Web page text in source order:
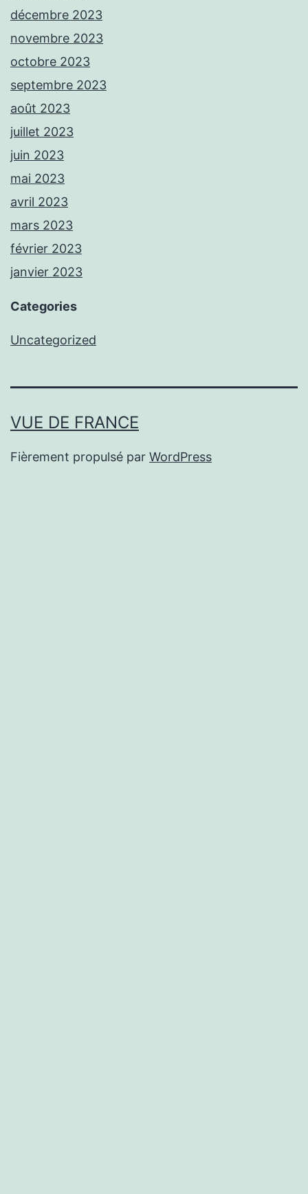
décembre 2023
novembre 2023
octobre 2023
septembre 2023
août 2023
juillet 2023
juin 2023
mai 2023
avril 2023
mars 2023
février 2023
janvier 2023
Categories
Uncategorized
VUE DE FRANCE
Fièrement propulsé par WordPress